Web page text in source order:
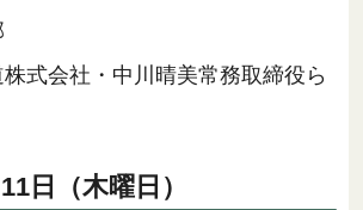
式会社・中川晴美常務取締役ら
日（木曜日）